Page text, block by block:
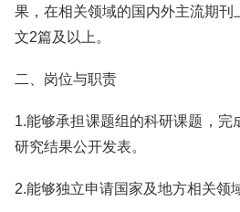
果，在相关领域的国内外主流期刊
文2篇及以上。
二、岗位与职责
1.能够承担课题组的科研课题，完
研究结果公开发表。
2.能够独立申请国家及地方相关领